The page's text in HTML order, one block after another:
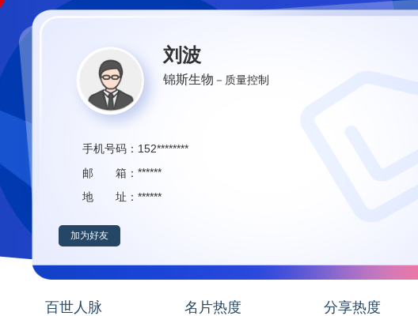
刘波
锦斯生物 －质量控制
手机号码： 152********
邮 箱： ******
地 址： ******
加为好友
百世人脉
名片热度
分享热度